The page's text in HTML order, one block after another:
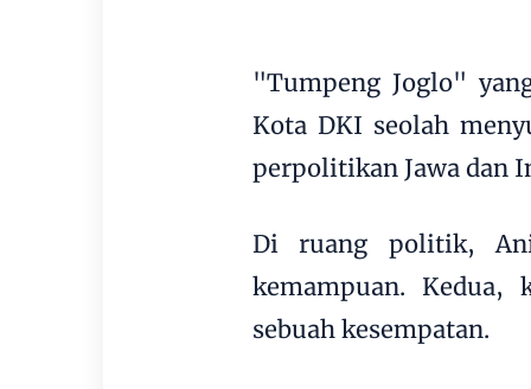
"Tumpeng Joglo"
Kota DKI seolah
perpolitikan Jawa dan
Di ruang politik,
kemampuan. Kedua,
sebuah kesempatan.